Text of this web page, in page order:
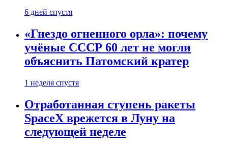
6 дней спустя
«Гнездо огненного орла»: почему
учёные СССР 60 лет не могли
объяснить Патомский кратер
1 неделя спустя
Отработанная ступень ракеты
SpaceX врежется в Луну на
следующей неделе